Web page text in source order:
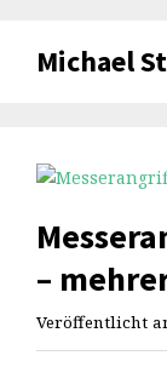
Michael
–
Veröffentlicht